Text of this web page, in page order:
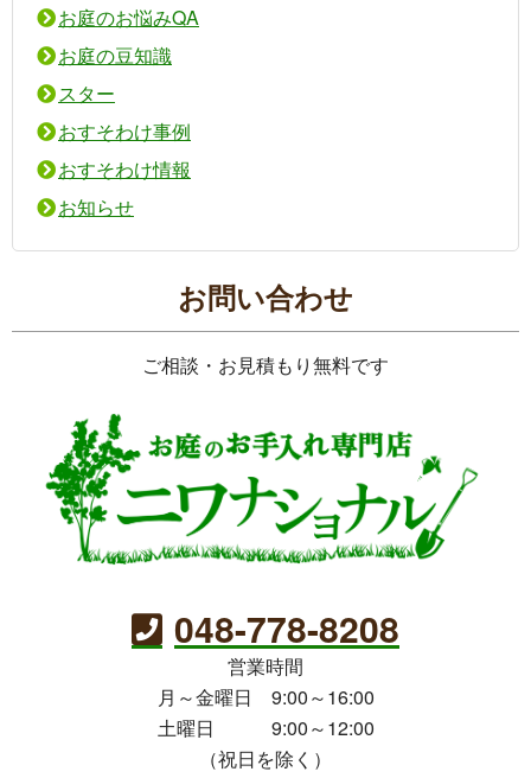
お庭のお悩みQA
お庭の豆知識
スター
おすそわけ事例
おすそわけ情報
お知らせ
お問い合わせ
ご相談・お見積もり無料です
048-778-8208
営業時間
月～金曜日 9:00～16:00
土曜日 9:00～12:00
（祝日を除く）